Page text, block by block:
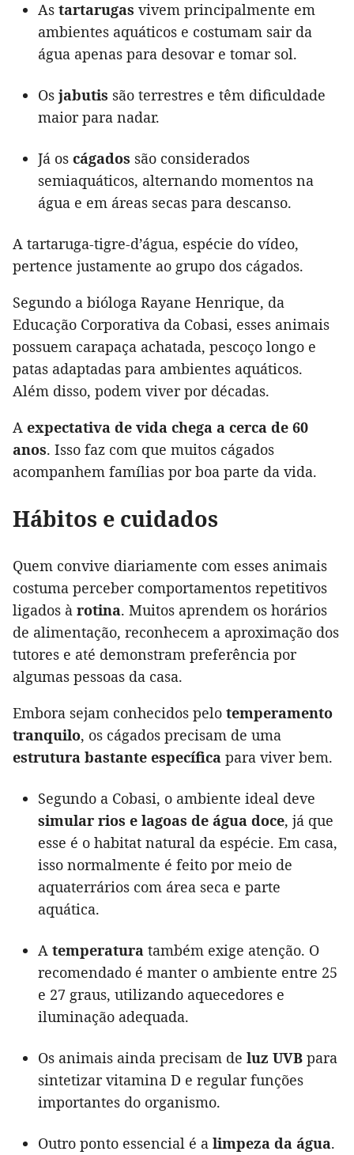
As tartarugas vivem principalmente em
ambientes aquáticos e costumam sair da
água apenas para desovar e tomar sol.
Os jabutis são terrestres e têm dificuldade
maior para nadar.
Já os cágados são considerados
semiaquáticos, alternando momentos na
água e em áreas secas para descanso.
A tartaruga-tigre-d’água, espécie do vídeo,
pertence justamente ao grupo dos cágados.
Segundo a bióloga Rayane Henrique, da
Educação Corporativa da Cobasi, esses animais
possuem carapaça achatada, pescoço longo e
patas adaptadas para ambientes aquáticos.
Além disso, podem viver por décadas.
A expectativa de vida chega a cerca de 60
anos. Isso faz com que muitos cágados
acompanhem famílias por boa parte da vida.
Hábitos e cuidados
Quem convive diariamente com esses animais
costuma perceber comportamentos repetitivos
ligados à rotina. Muitos aprendem os horários
de alimentação, reconhecem a aproximação dos
tutores e até demonstram preferência por
algumas pessoas da casa.
Embora sejam conhecidos pelo temperamento
tranquilo, os cágados precisam de uma
estrutura bastante específica para viver bem.
Segundo a Cobasi, o ambiente ideal deve
simular rios e lagoas de água doce, já que
esse é o habitat natural da espécie. Em casa,
isso normalmente é feito por meio de
aquaterrários com área seca e parte
aquática.
A temperatura também exige atenção. O
recomendado é manter o ambiente entre 25
e 27 graus, utilizando aquecedores e
iluminação adequada.
Os animais ainda precisam de luz UVB para
sintetizar vitamina D e regular funções
importantes do organismo.
Outro ponto essencial é a limpeza da água.